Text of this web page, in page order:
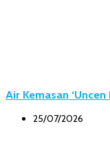
Air Kemasan
25/07/2026